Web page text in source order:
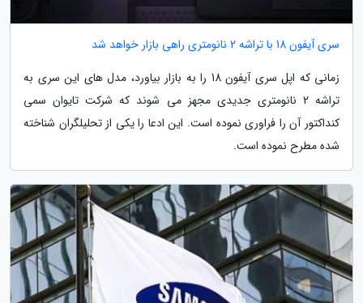
سری آیفون 18 با تراشه 2 نانومتری راهی بازار خواهد شد
زمانی که اپل سری آیفون 18 را به بازار بیاورد، مدل های این سری به
تراشه 2 نانومتری جدیدی مجهز می شوند که شرکت تایوان سمی
کنداکتور آن را فراوری نموده است. این ادعا را یکی از تحلیلگران شناخته
شده مطرح نموده است.